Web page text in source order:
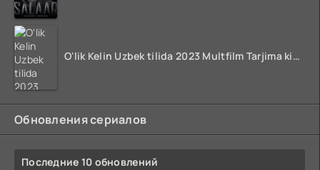
O'lik Kelin Uzbek tilida 2023 Multfilm Tarjima kino skachat
Обновления сериалов
Последние 10 обновлений